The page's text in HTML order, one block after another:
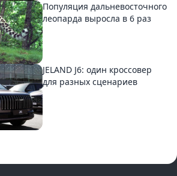
Популяция дальневосточного
леопарда выросла в 6 раз
JELAND J6: один кроссовер
для разных сценариев